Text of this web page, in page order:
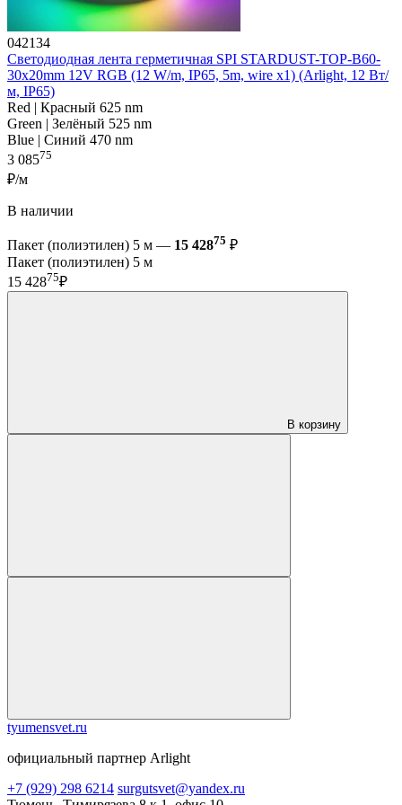
042134
Светодиодная лента герметичная SPI STARDUST-TOP-B60-
30x20mm 12V RGB (12 W/m, IP65, 5m, wire x1) (Arlight, 12 Вт/
м, IP65)
Red | Красный 625 nm
Green | Зелёный 525 nm
Blue | Синий 470 nm
3 08575
₽/м
В наличии
Пакет (полиэтилен) 5 м — 15 42875 ₽
Пакет (полиэтилен) 5 м
15 42875₽
В корзину
tyumensvet.ru
официальный партнер Arlight
+7 (929) 298 6214 surgutsvet@yandex.ru